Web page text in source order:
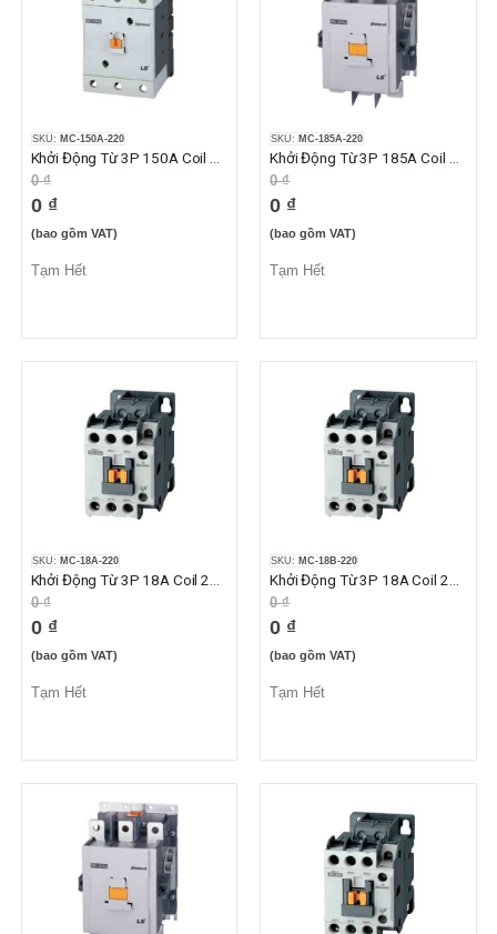
SKU: MC-150A-220
0 ₫
0 ₫
(bao gồm VAT)
Tạm Hết
SKU: MC-185A-220
0 ₫
0 ₫
(bao gồm VAT)
Tạm Hết
SKU: MC-18A-220
0 ₫
0 ₫
(bao gồm VAT)
Tạm Hết
SKU: MC-18B-220
0 ₫
0 ₫
(bao gồm VAT)
Tạm Hết